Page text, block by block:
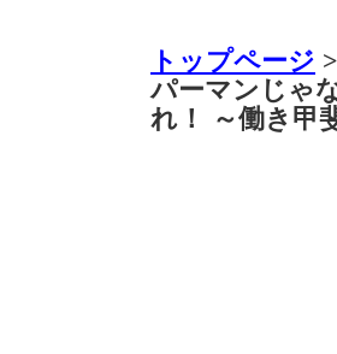
トップページ >
パーマンじゃ
れ！ ～働き甲